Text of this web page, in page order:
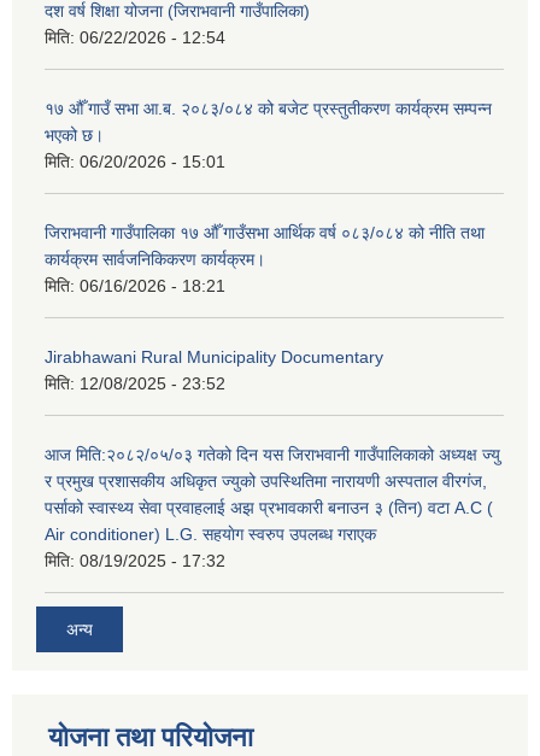
दश वर्ष शिक्षा योजना (जिराभवानी गाउँपालिका)
मिति: 06/22/2026 - 12:54
१७ औँ गाउँ सभा आ.ब. २०८३/०८४ को बजेट प्रस्तुतीकरण कार्यक्रम सम्पन्न
भएको छ।
मिति: 06/20/2026 - 15:01
जिराभवानी गाउँपालिका १७ औँ गाउँसभा आर्थिक वर्ष ०८३/०८४ को नीति तथा
कार्यक्रम सार्वजनिकिकरण कार्यक्रम।
मिति: 06/16/2026 - 18:21
Jirabhawani Rural Municipality Documentary
मिति: 12/08/2025 - 23:52
आज मिति:२०८२/०५/०३ गतेको दिन यस जिराभवानी गाउँपालिकाको अध्यक्ष ज्यु
र प्रमुख प्रशासकीय अधिकृत ज्युको उपस्थितिमा नारायणी अस्पताल वीरगंज,
पर्साको स्वास्थ्य सेवा प्रवाहलाई अझ प्रभावकारी बनाउन ३ (तिन) वटा A.C (
Air conditioner) L.G. सहयाेग स्वरुप उपलब्ध गराएक
मिति: 08/19/2025 - 17:32
अन्य
योजना तथा परियोजना